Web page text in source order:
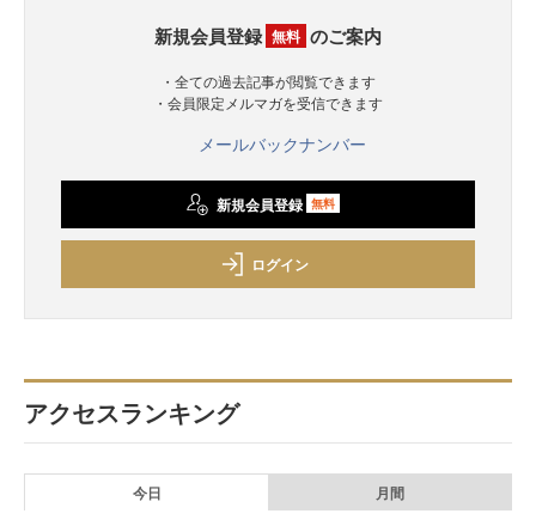
新規会員登録 無料 のご案内
・全ての過去記事が閲覧できます
・会員限定メルマガを受信できます
メールバックナンバー
新規会員登録 無料
ログイン
アクセスランキング
今日 月間